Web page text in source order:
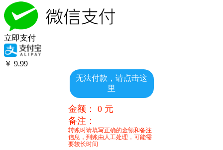
立即支付
￥ 9.99
无法付款，请点击这
里
金额： 0元
备注：
转账时请填写正确的金额和备注
信息，到账由人工处理，可能需
要较长时间